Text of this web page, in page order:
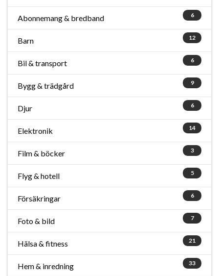
6
Abonnemang & bredband
12
Barn
6
Bil & transport
9
Bygg & trädgård
6
Djur
14
Elektronik
3
Film & böcker
5
Flyg & hotell
6
Försäkringar
7
Foto & bild
21
Hälsa & fitness
33
Hem & inredning